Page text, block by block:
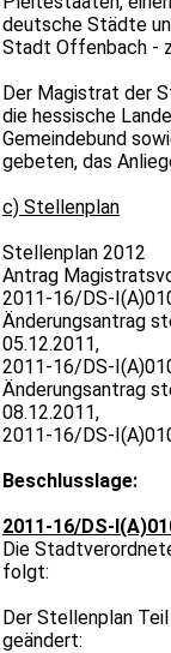
deutsche Städte
Stadt Offenbach -
Der Magistrat der
die hessische
Gemeindebund
gebeten, das
c) Stellenplan
Stellenplan 2012
Antrag
2011-16/DS-
Änderungsantrag
05.12.2011,
2011-16/DS-
Änderungsantrag
08.12.2011,
2011-16/DS-
Beschlusslage:
2011-16/DS-
Die
folgt:
Der Stellenplan
geändert: